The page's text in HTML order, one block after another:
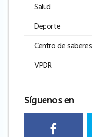
Salud
Deporte
Centro de saberes
VPDR
Síguenos en